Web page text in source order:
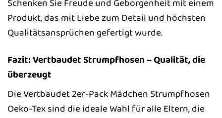
Produkt, das mit Liebe zum Detail und höchsten
Qualitätsansprüchen gefertigt wurde.
Fazit: Vertbaudet Strumpfhosen – Qualität, die
überzeugt
Die Vertbaudet 2er-Pack Mädchen Strumpfhosen
Oeko-Tex sind die ideale Wahl für alle Eltern, die